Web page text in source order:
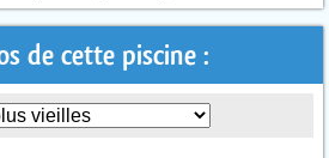
de cette piscine :